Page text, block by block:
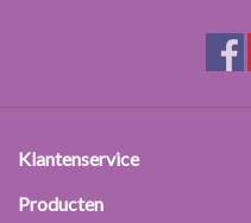
Klantenservice
Producten